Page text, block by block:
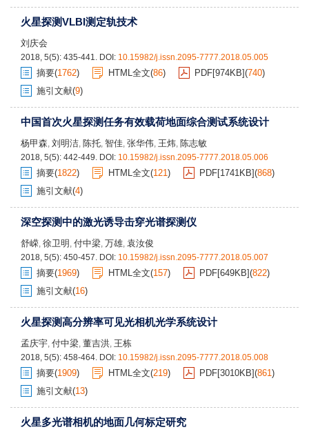
火星探测VLBI测定轨技术
刘庆会
2018, 5(5): 435-441. DOI: 10.15982/j.issn.2095-7777.2018.05.005
摘要(1762) HTML全文(86) PDF[974KB](740)
施引文献(9)
中国首次火星探测任务有效载荷地面综合测试系统设计
杨甲森, 刘明洁, 陈托, 智佳, 张华伟, 王炜, 陈志敏
2018, 5(5): 442-449. DOI: 10.15982/j.issn.2095-7777.2018.05.006
摘要(1822) HTML全文(121) PDF[1741KB](868)
施引文献(4)
深空探测中的激光诱导击穿光谱探测仪
舒嵘, 徐卫明 , 付中梁, 万雄, 袁汝俊
2018, 5(5): 450-457. DOI: 10.15982/j.issn.2095-7777.2018.05.007
摘要(1969) HTML全文(157) PDF[649KB](822)
施引文献(16)
火星探测高分辨率可见光相机光学系统设计
孟庆宇, 付中梁, 董吉洪, 王栋
2018, 5(5): 458-464. DOI: 10.15982/j.issn.2095-7777.2018.05.008
摘要(1909) HTML全文(219) PDF[3010KB](861)
施引文献(13)
火星多光谱相机的地面几何标定研究